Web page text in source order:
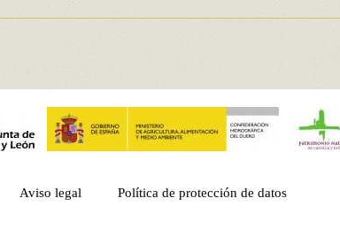
Aviso legal Política de protección de datos